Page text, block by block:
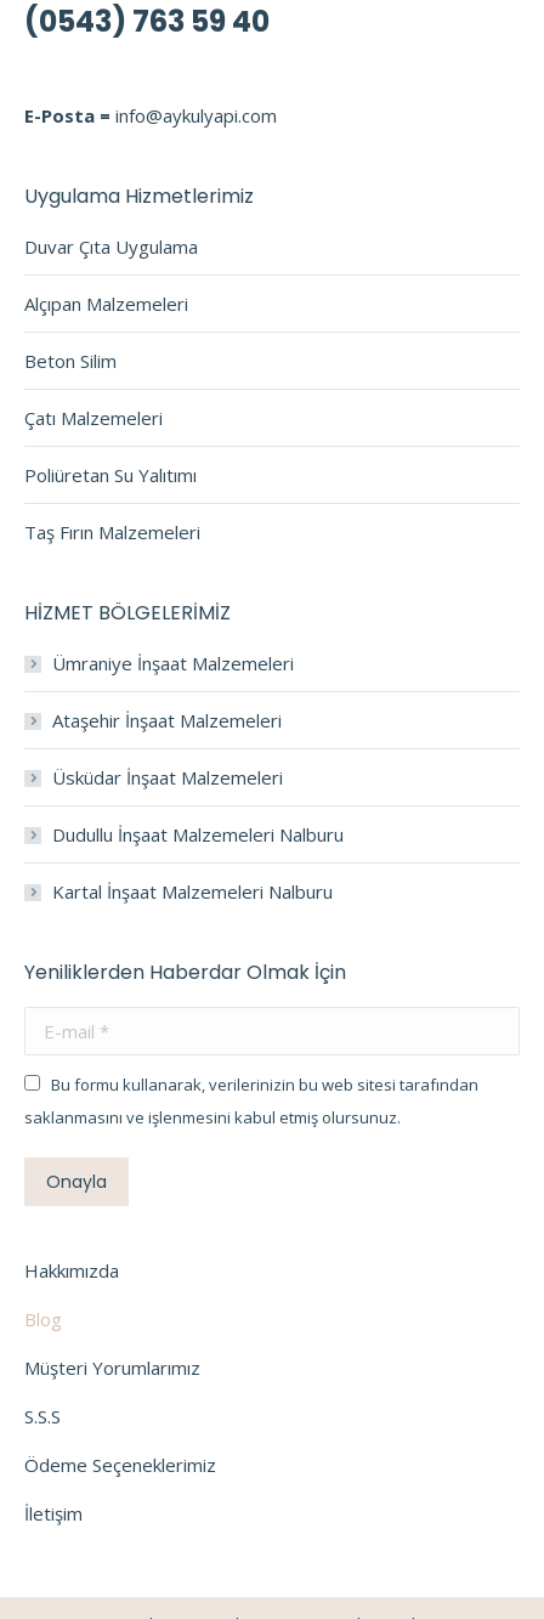
(0543) 763 59 40
E-Posta = info@aykulyapi.com
Uygulama Hizmetlerimiz
Duvar Çıta Uygulama
Alçıpan Malzemeleri
Beton Silim
Çatı Malzemeleri
Poliüretan Su Yalıtımı
Taş Fırın Malzemeleri
HİZMET BÖLGELERİMİZ
Ümraniye İnşaat Malzemeleri
Ataşehir İnşaat Malzemeleri
Üsküdar İnşaat Malzemeleri
Dudullu İnşaat Malzemeleri Nalburu
Kartal İnşaat Malzemeleri Nalburu
Yeniliklerden Haberdar Olmak İçin
E-mail *
Bu formu kullanarak, verilerinizin bu web sitesi tarafından
saklanmasını ve işlenmesini kabul etmiş olursunuz.
Onayla
Hakkımızda
Blog
Müşteri Yorumlarımız
S.S.S
Ödeme Seçeneklerimiz
İletişim